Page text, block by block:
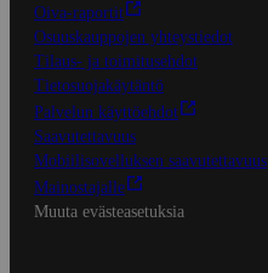
Oiva-raportit
Osuuskauppojen yhteystiedot
Tilaus- ja toimitusehdot
Tietosuojakäytäntö
Palvelun käyttöehdot
Saavutettavuus
Mobiilisovelluksen saavutettavuus
Mainostajalle
Muuta evästeasetuksia